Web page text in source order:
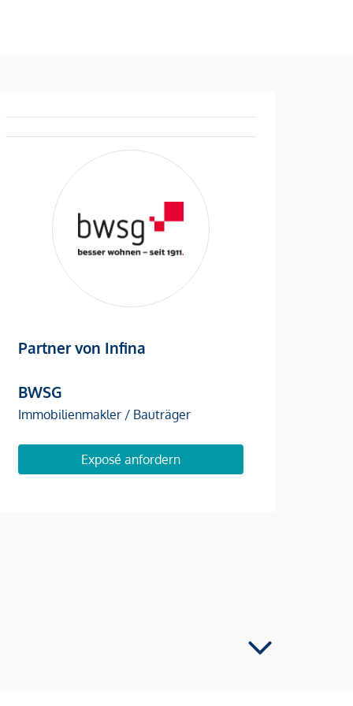
Partner von Infina
BWSG
Immobilienmakler / Bauträger
Exposé anfordern